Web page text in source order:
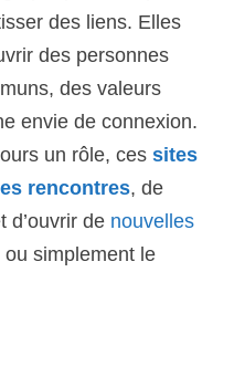
des liens. Elles
des personnes
des valeurs
envie de connexion.
un rôle, ces sites
rencontres, de
d’ouvrir de nouvelles
ou simplement le